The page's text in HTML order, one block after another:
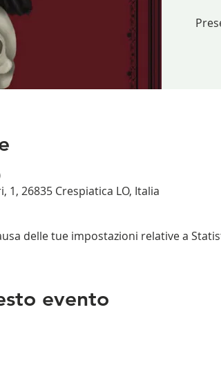
1, 26835 Crespiatica LO, Italia
delle tue impostazioni relative a
evento